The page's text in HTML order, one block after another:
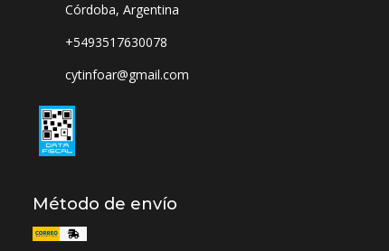
Córdoba, Argentina
+5493517630078
cytinfoar@gmail.com
Método de envío